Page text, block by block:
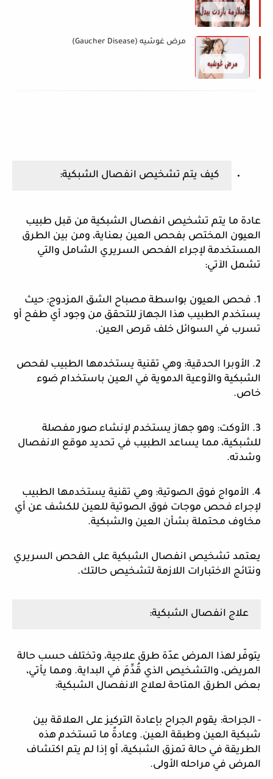
مرض غوشيه (Gaucher Disease)
كيف يتم تشخيص انفصال الشبكية:
عادة ما يتم تشخيص انفصال الشبكية من قبل طبيب
العيون المختص بفحص العين بعناية، ومن بين الطرق
المستخدمة لإجراء الفحص السريري الشامل والتي
تشمل الآتي:
1. فحص العيون بواسطة مصباح الشق المزدوج: حيث
يستخدم الطبيب هذا الجهاز للتحقق من وجود أي طفح أو
تسرب في السوائل خلف قرص العين.
2. الأوبرا الحدقية: وهي تقنية يستخدمها الطبيب لفحص
الشبكية والأوعية الدموية في العين باستخدام ضوء
خاص.
3. الأوكت: وهو جهاز يستخدم لإنشاء صور مفصلة
للشبكية، مما يساعد الطبيب في تحديد موقع الانفصال
وشدته.
4. الأمواج فوق الصوتية: وهي تقنية يستخدمها الطبيب
لإجراء فحص موجات فوق الصوتية للعين للكشف عن أي
مخاوف محتملة بشأن العين والشبكية.
يعتمد تشخيص انفصال الشبكية على الفحص السريري
ونتائج الاختبارات اللازمة لتشخيص حالتك.
علاج انفصال الشبكية:
يتوفّر لهذا المرض عدّة طرق علاجية، وتختلف حسب حالة
المريض، والتشخيص الذي قُدِّمَ في البداية. ومما يأتي،
بعض الطرق المتاحة لعلاج الانفصال الشبكية:
- الجراحة: يقوم الجراح بإعادة التركيز على العلاقة بين
شبكية العين وطبقة العين. وعادةً ما تستخدم هذه
الطريقة في حالة تمزق الشبكية، أو إذا لم يتم اكتشاف
المرض في مراحله الأولى.